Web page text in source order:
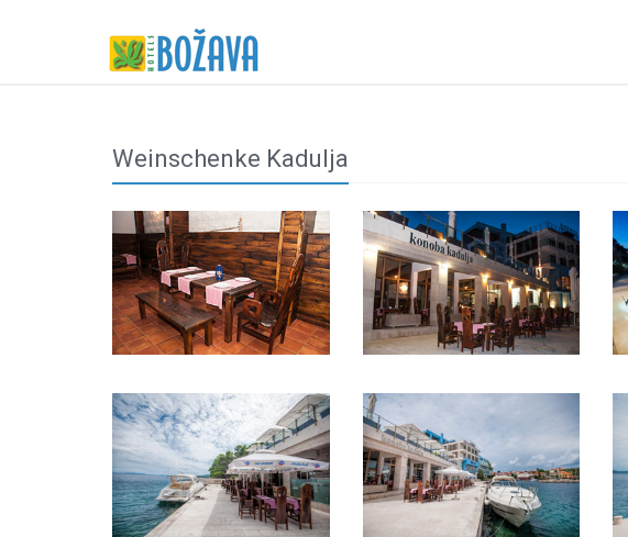
Weinschenke Kadulja